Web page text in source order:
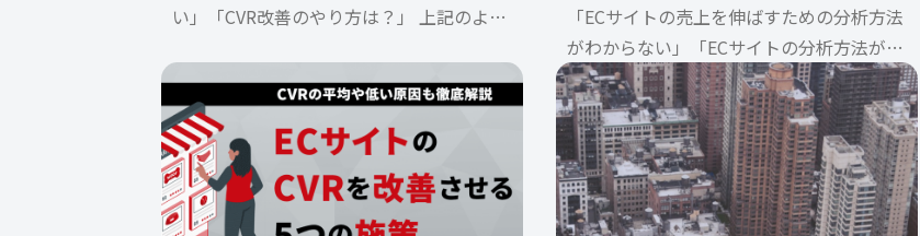
い」「CVR改善のやり方は？」 上記のよう
しょうか？ CVRは、Webサイトを訪れたユ
ーザーが商品やサービスの購入またはお問
い合わせに繋がる指 […]
「ECサイトの売上を伸ばすための分析方法
がわからない」「ECサイトの分析方法が合
っているか不安」 といった悩みや不安を抱
える方も多いのではないでしょうか。ECサ
イトは、市場の動きが活発なため、常に分
析を繰り返す必要があり […]